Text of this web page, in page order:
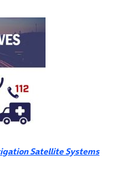
Satellite Systems